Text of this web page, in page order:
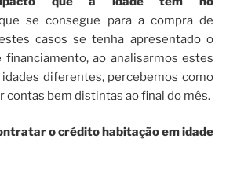
se consegue para a compra de
casos se tenha apresentado o
financiamento, ao analisarmos estes
diferentes, percebemos como
contas bem distintas ao final do mês.
o crédito habitação em idade